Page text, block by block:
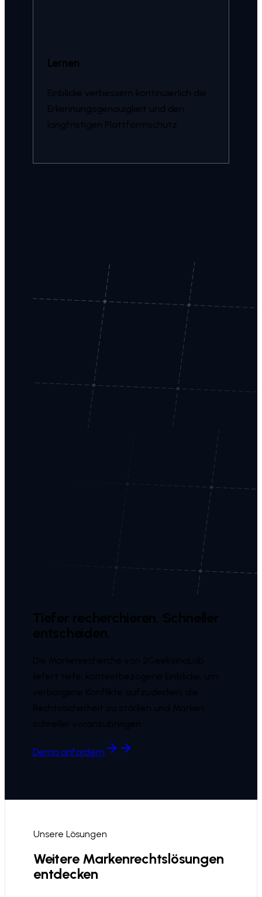
Lernen
Einblicke verbessern kontinuierlich die
Erkennungsgenauigkeit und den
langfristigen Plattformschutz.
Tiefer recherchieren. Schneller
entscheiden.
Die Markenrecherche von 2GeeksinaLab
liefert tiefe, kontextbezogene Einblicke, um
verborgene Konflikte aufzudecken, die
Rechtssicherheit zu stärken und Marken
schneller voranzubringen.
Demo anfordern
Unsere Lösungen
Weitere Markenrechtslösungen
entdecken